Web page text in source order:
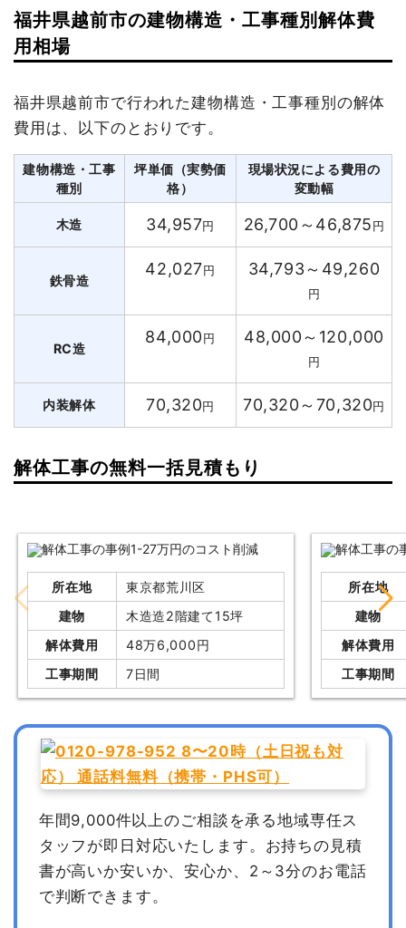
福井県越前市の建物構造・工事種別解体費
用相場
福井県越前市で行われた建物構造・工事種別の解体
費用は、以下のとおりです。
建物構造・工事
種別
坪単価（実勢価
格）
現場状況による費用の
変動幅
木造 34,957円 26,700～46,875円
鉄骨造
42,027円 34,793～49,260
円
RC造
84,000円 48,000～120,000
円
内装解体 70,320円 70,320～70,320円
解体工事の無料一括見積もり
所在地
東京都荒川区
建物
木造造2階建て15坪
解体費用
48万6,000円
工事期間
7日間
所在地
建物
解体費用
工事期間
年間9,000件以上のご相談を承る地域専任ス
タッフが即日対応いたします。 お持ちの見積
書が高いか安いか、安心か、2～3分のお電話
で判断できます。